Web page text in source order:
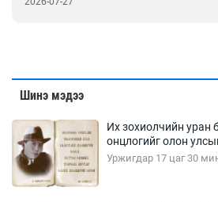
Шинэ мэдээ
Их зохиолчийн уран
онцлогийг олон
Уржигдар 17 цаг 30